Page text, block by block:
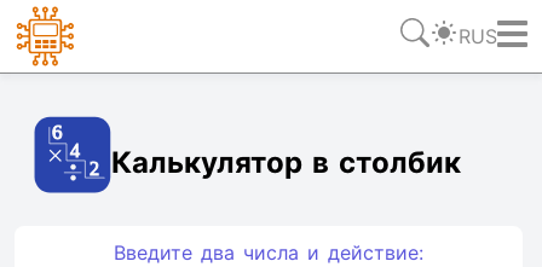
RUS
Калькулятор в столбик
Введите два числа и действие: